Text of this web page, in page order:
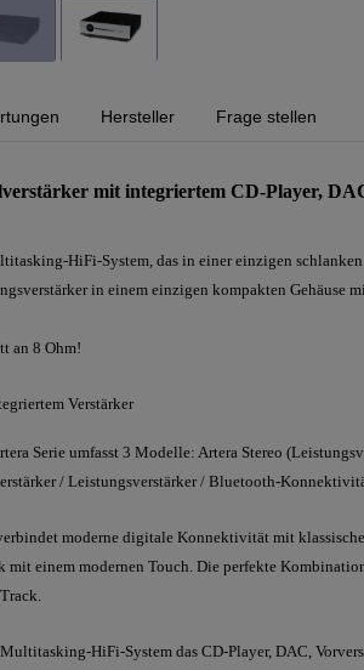
Hersteller Frage stellen
mit integriertem CD-Player,
HiFi-System, das in einer einzigen
in einem einzigen kompakten
an 8 Ohm!
Verstärker
Serie umfasst 3 Modelle: Artera Stereo
/ Leistungsverstärker / Bluetooth-
moderne digitale Konnektivität mit
mit einem modernen Touch. Die perfekte
HiFi-System das CD-Player, DAC,